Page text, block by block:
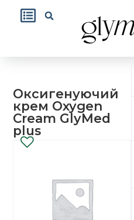
Оксигенуючий
крем Oxygen
Cream GlyMed
plus